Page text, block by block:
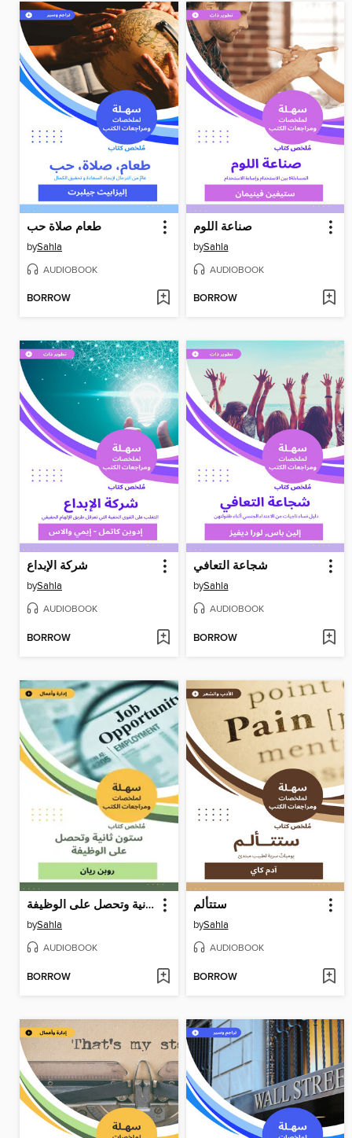
طعام صلاة حب
bySahla
AUDIOBOOK
BORROW
صناعة اللوم
bySahla
AUDIOBOOK
BORROW
شركة الإبداع
bySahla
AUDIOBOOK
BORROW
شجاعة التعافي
bySahla
AUDIOBOOK
BORROW
ستون ثانية وتحصل على الوظيفة
bySahla
AUDIOBOOK
BORROW
ستتألم
bySahla
AUDIOBOOK
BORROW